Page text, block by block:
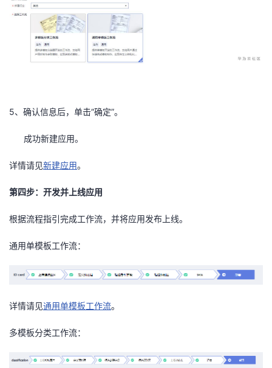
5、确认信息后，单击“确定”。
成功新建应用。
详情请见新建应用。
第四步：开发并上线应用
根据流程指引完成工作流，并将应用发布上线。
通用单模板工作流：
详情请见通用单模板工作流。
多模板分类工作流：